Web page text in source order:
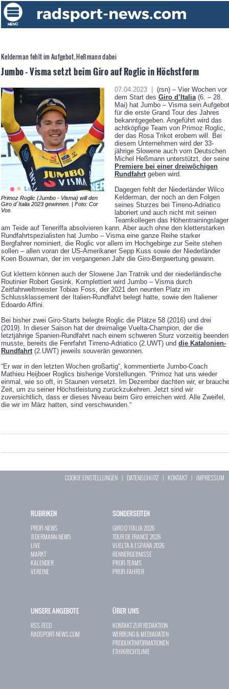
Kelderman fehlt im Aufgebot, Heßmann dabei
Jumbo - Visma setzt beim Giro auf Roglic in Höchstform
Primoz Roglic (Jumbo - Visma) will den
Giro d´Italia 2023 gewinnen. | Foto: Cor
Vos
07.04.2023 |
(rsn) – Vier Wochen vor
dem Start des Giro d’Italia(6. – 28.
Mai) hat Jumbo – Visma sein Aufgebot
für die erste Grand Tour des Jahres
bekanntgegeben. Angeführt wird das
achtköpfige Team von Primoz Roglic,
der das Rosa Trikot erobern will. Bei
diesem Unternehmen wird der 33-
jährige Slowene auch vom Deutschen
Michel Heßmann unterstützt, der seine
Premiere bei einer dreiwöchigen
Rundfahrtgeben wird.
Dagegen fehlt der Niederländer Wilco
Kelderman, der noch an den Folgen
seines Sturzes bei Tirreno-Adriatico
laboriert und auch nicht mit seinen
Teamkollegen das Höhentrainingslager
am Teide auf Teneriffa absolvieren kann. Aber auch ohne den kletterstarken
Rundfahrtspezialisten hat Jumbo – Visma eine ganze Reihe starker
Bergfahrer nominiert, die Roglic vor allem im Hochgebirge zur Seite stehen
sollen – allen voran der US-Amerikaner Sepp Kuss sowie der Niederländer
Koen Bouwman, der im vergangenen Jahr die Giro-Bergwertung gewann.
Gut klettern können auch der Slowene Jan Tratnik und der niederländische
Routinier Robert Gesink. Komplettiert wird Jumbo – Visma durch
Zeitfahrweltmeister Tobias Foss, der 2021 den neunten Platz im
Schlussklassement der Italien-Rundfahrt belegt hatte, sowie den Italiener
Edoardo Affini.
Bei bisher zwei Giro-Starts belegte Roglic die Plätze 58 (2016) und drei
(2019). In dieser Saison hat der dreimalige Vuelta-Champion, der die
letztjährige Spanien-Rundfahrt nach einem schweren Sturz vorzeitig beenden
musste, bereits die Fenrfahrt Tirreno-Adriatico (2.UWT) und die Katalonien-
Rundfahrt(2.UWT) jeweils souverän gewonnen.
“Er war in den letzten Wochen großartig“, kommentierte Jumbo-Coach
Mathieu Heijboer Roglics bisherige Vorstellungen. “Primoz hat uns wieder
einmal, wie so oft, in Staunen versetzt. Im Dezember dachten wir, er brauche
Zeit, um zu seiner Höchstleistung zurückzukehren. Jetzt sind wir
zuversichtlich, dass er dieses Niveau beim Giro erreichen wird. Alle Zweifel,
die wir im März hatten, sind verschwunden.“
COOKIE EINSTELLUNGEN | DATENSCHUTZ | KONTAKT| IMPRESSUM
RUBRIKEN
PROFI-NEWS
JEDERMANN-NEWS
LIVE
MARKT
KALENDER
VEREINE
SONDERSEITEN
GIRO D`ITALIA 2026
TOUR DE FRANCE 2026
VUELTA A ESPAÑA 2026
RENNERGEBNISSE
PROFI-TEAMS
PROFI-FAHRER
UNSERE ANGEBOTE
RSS-FEED
RADSPORT-NEWS.COM
ÜBER UNS
KONTAKT ZUR REDAKTION
WERBUNG & MEDIADATEN
PRODUKTINFORMATIONEN
ETHIKRICHTLINIE